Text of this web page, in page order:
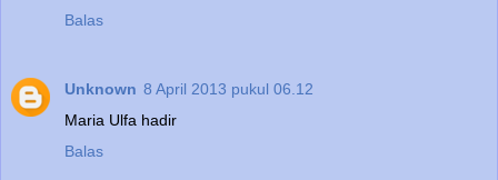
Balas
Unknown 8 April 2013 pukul 06.12
Maria Ulfa hadir
Balas